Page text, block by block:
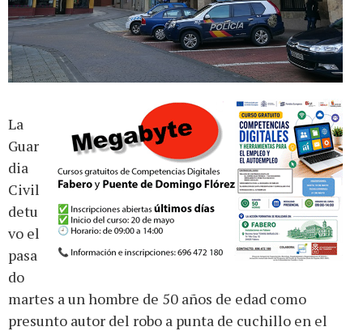
La
Guar
dia
Civil
detu
vo el
pasa
do
martes a un hombre de 50 años de edad como
presunto autor del robo a punta de cuchillo en el